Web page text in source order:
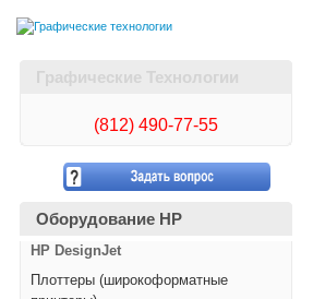
Графические Технологии
(812) 490-77-55
Оборудование HP
HP DesignJet
Плоттеры (широкоформатные